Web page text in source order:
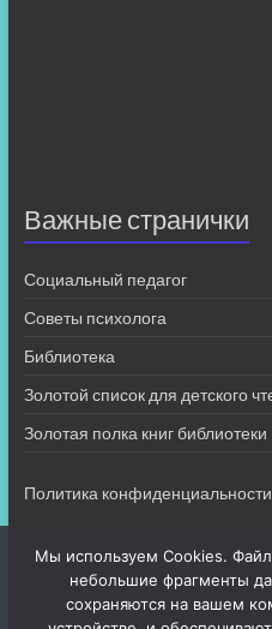
Важные странички
Социальный педагог
Советы психолога
Библиотека
Золотой список для детского
Золотая полка книг библиотеки
Политика конфиденциальности
Мы используем Cookies.
небольшие фрагменты
сохраняются на вашем